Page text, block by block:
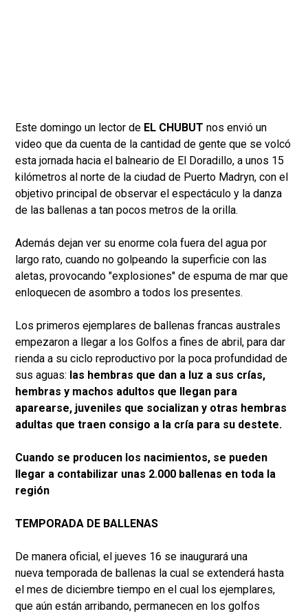
Este domingo un lector de EL CHUBUT nos envió un
video que da cuenta de la cantidad de gente que se volcó
esta jornada hacia el balneario de El Doradillo, a unos 15
kilómetros al norte de la ciudad de Puerto Madryn, con el
objetivo principal de observar el espectáculo y la danza
de las ballenas a tan pocos metros de la orilla.
Además dejan ver su enorme cola fuera del agua por
largo rato, cuando no golpeando la superficie con las
aletas, provocando "explosiones" de espuma de mar que
enloquecen de asombro a todos los presentes.
Los primeros ejemplares de ballenas francas australes
empezaron a llegar a los Golfos a fines de abril, para dar
rienda a su ciclo reproductivo por la poca profundidad de
sus aguas: las hembras que dan a luz a sus crías,
hembras y machos adultos que llegan para
aparearse, juveniles que socializan y otras hembras
adultas que traen consigo a la cría para su destete.
Cuando se producen los nacimientos, se pueden
llegar a contabilizar unas 2.000 ballenas en toda la
región
TEMPORADA DE BALLENAS
De manera oficial, el jueves 16 se inaugurará una
nueva temporada de ballenas la cual se extenderá hasta
el mes de diciembre tiempo en el cual los ejemplares,
que aún están arribando, permanecen en los golfos